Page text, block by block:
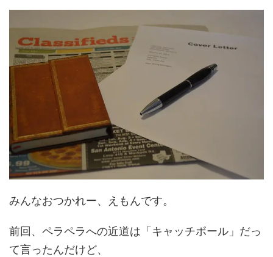
みんなおつかれー、えもんです。
前回、ペラペラへの近道は「キャッチボール」だっ
て言ったんだけど、